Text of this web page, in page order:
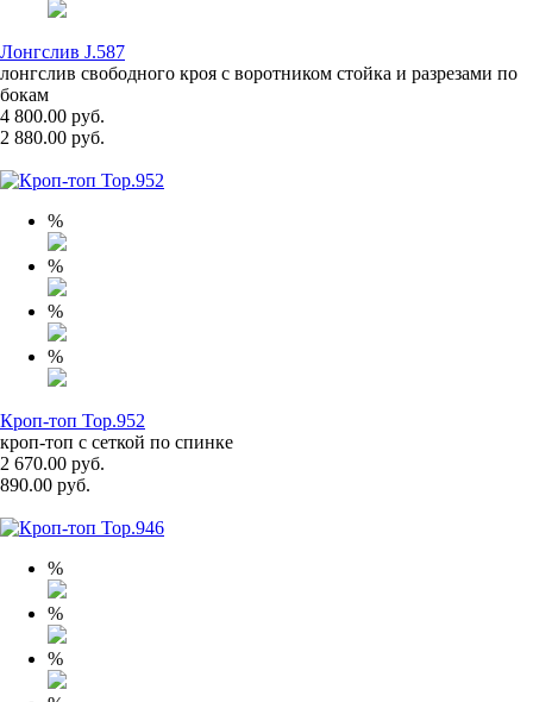
Лонгслив J.587
лонгслив свободного кроя с воротником стойка и разрезами по
бокам
4 800.00 руб.
2 880.00 руб.
%
%
%
%
Кроп-топ Top.952
кроп-топ с сеткой по спинке
2 670.00 руб.
890.00 руб.
%
%
%